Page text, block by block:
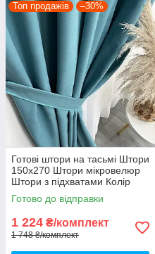
Топ продажів –30%
Готові штори на тасьмі Штори
150х270 Штори мікровелюр
Штори з підхватами Колір
бірюзовий
Готово до відправки
1 224 ₴/комплект
1 748 ₴/комплект